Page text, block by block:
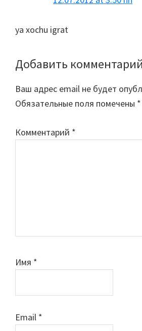
ya xochu igrat
Добавить комментарий
Ваш адрес email не будет
Обязательные поля помечены *
Комментарий *
Имя *
Email *